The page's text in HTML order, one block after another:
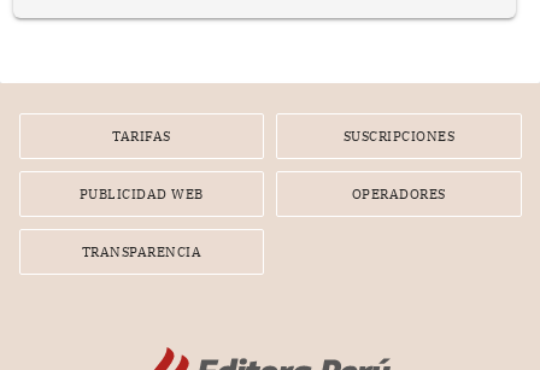
por la frustrada realización de un meet and greet con
TARIFAS SUSCRIPCIONES
PUBLICIDAD WEB OPERADORES
TRANSPARENCIA